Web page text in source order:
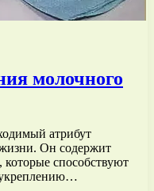
молочного
атрибут
жизни. Он содержит
способствуют